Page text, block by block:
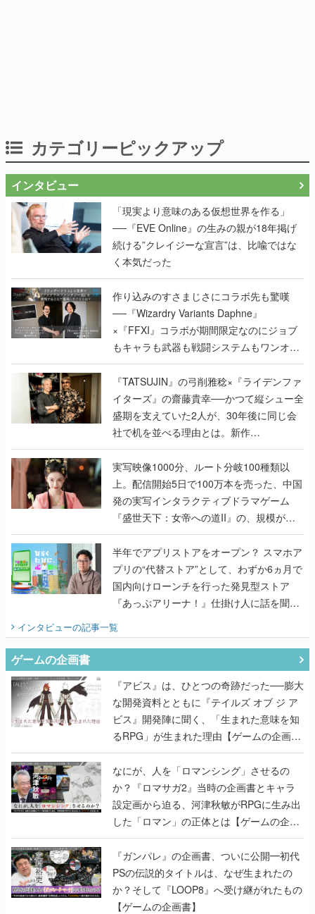
「現実より意味のある仮想世界を作る」
──『EVE Online』の生みの親が18年掲げ
く本気だった
作り込みのすさまじさにコラボ先も驚嘆
──『Wizardry Variants Daphne』
×『FFXI』コラボが期間限定なのにジョブ
もキャラも武器も戦闘システムもワンオフ
で作り込まれた理由を両ディレクターに聞
く
『TATSUJIN』の弓削雅稔×『ライデンファ
イターズ』の齋藤貴幸──かつて縦シュー全
盛期を支えていた2人が、30年後に同じ会
社で机を並べる理由とは。新作
『TATSUJIN EXTREME』で初タッグを組
んだレジェンド2人に訊く開発秘話
実写映像1000分、ルート分岐100種類以
上。配信開始5日で100万本を売った、中国
発の実写インタラクティブドラマゲーム
『盛世天下：女帝への道II』の、規模が違
うこだわりをプロデューサーに聞いた
半年でアプリストアをオープン？ スマホア
プリの“代替ストア”として、わずか6ヵ月で
国内向けローンチを行った発見型ストア
『あっぷアリーナ！』仕掛け人に話を聞い
てみた
インタビューの記事一覧
『アビス』は、ひとつの奇跡だった──膨大
な開発資料とともに『テイルズ オブ ジ ア
るRPG」が生まれた理由【ゲームの企画
書】
なにが、人を「ロマンシング」させるの
か？『ロマサガ2』当時の企画書とキャラ
設定画から迫る、河津秋敏がRPGに生み出
した「ロマン」の正体とは【ゲームの企画
書】
『ガンパレ』の企画書、ついに公開━初代
PSの伝説的タイトルは、なぜ生まれたの
か？そして『LOOP8』へ受け継がれたもの
【ゲームの企画書】
世界が認めるゲームデザイナー・上田文人
とはいったい何が凄いのか？ ヨコオタロ